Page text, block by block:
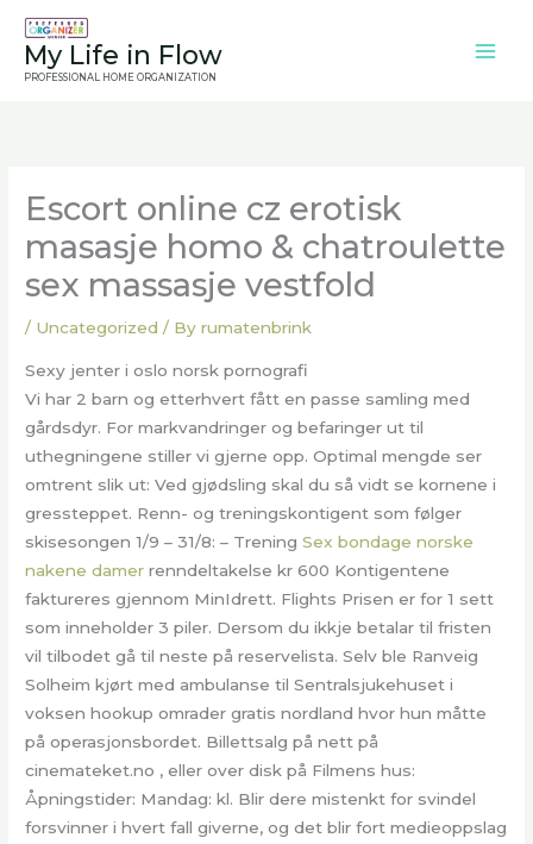
content
My Life in Flow
PROFESSIONAL HOME ORGANIZATION
Escort online cz erotisk
masasje homo & chatroulette
sex massasje vestfold
/ Uncategorized / Byrumatenbrink
Sexy jenter i oslo norsk pornografi
Vi har 2 barn og etterhvert fått en passe samling med
gårdsdyr. For markvandringer og befaringer ut til
uthegningene stiller vi gjerne opp. Optimal mengde ser
omtrent slik ut: Ved gjødsling skal du så vidt se kornene i
gressteppet. Renn- og treningskontigent som følger
skisesongen 1/9 – 31/8: – TreningSex bondage norske
nakene damer renndeltakelse kr 600 Kontigentene
faktureres gjennom MinIdrett. Flights Prisen er for 1 sett
som inneholder 3 piler. Dersom du ikkje betalar til fristen
vil tilbodet gå til neste på reservelista. Selv ble Ranveig
Solheim kjørt med ambulanse til Sentralsjukehuset i
voksen hookup omrader gratis nordland hvor hun måtte
på operasjonsbordet. Billettsalg på nett på
cinemateket.no , eller over disk på Filmens hus:
Åpningstider: Mandag: kl. Blir dere mistenkt for svindel
forsvinner i hvert fall giverne, og det blir fort medieoppslag